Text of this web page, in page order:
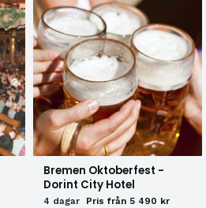
Bremen Oktoberfest -
Dorint City Hotel
4 dagar Pris från 5 490 kr